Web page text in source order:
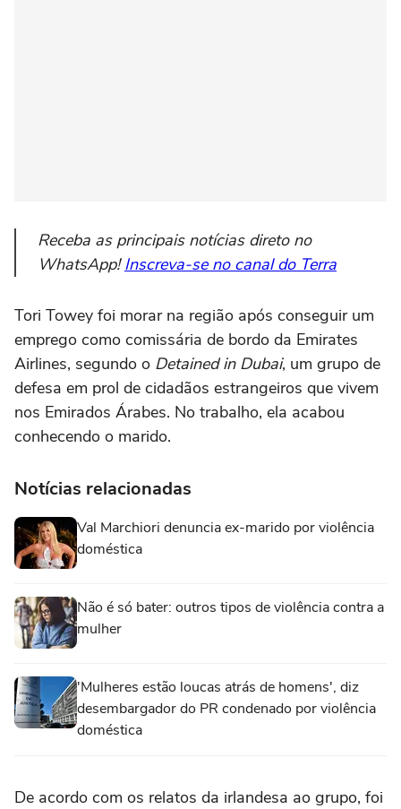
Receba as principais notícias direto no
WhatsApp!Inscreva-se no canal do Terra
Tori Towey foi morar na região após conseguir um
emprego como comissária de bordo da Emirates
Airlines, segundo o Detained in Dubai, um grupo de
defesa em prol de cidadãos estrangeiros que vivem
nos Emirados Árabes. No trabalho, ela acabou
conhecendo o marido.
Notícias relacionadas
Val Marchiori denuncia ex-marido por violência
doméstica
Não é só bater: outros tipos de violência contra a
mulher
'Mulheres estão loucas atrás de homens', diz
desembargador do PR condenado por violência
doméstica
De acordo com os relatos da irlandesa ao grupo, foi